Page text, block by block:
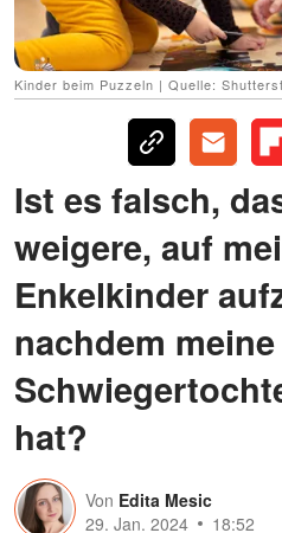
Kinder beim Puzzeln | Quelle:
Ist es falsch,
weigere, auf
Enkelkinder
nachdem meine
hat?
Von Edita Mesic
29. Jan. 2024
18:52